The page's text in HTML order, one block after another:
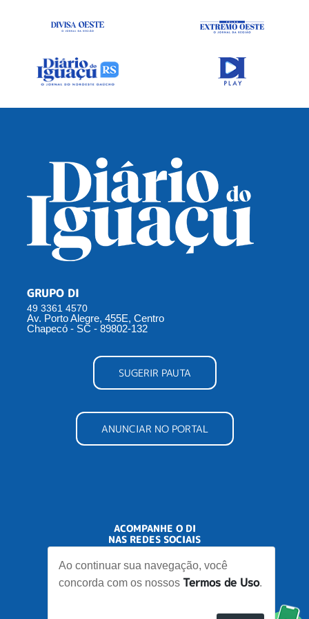
Ao continuar sua navegação, você
concorda com os nossos Termos de Uso.
GRUPO DI
49 3361 4570
Av. Porto Alegre, 455E, Centro
Chapecó - SC - 89802-132
SUGERIR PAUTA
ANUNCIAR NO PORTAL
ACOMPANHE O DI
NAS REDES SOCIAIS